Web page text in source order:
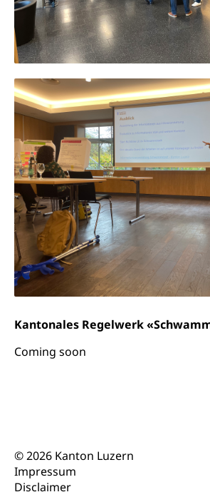
Kantonales Regelwerk
Coming soon
© 2026 Kanton Luzern
Impressum
Disclaimer